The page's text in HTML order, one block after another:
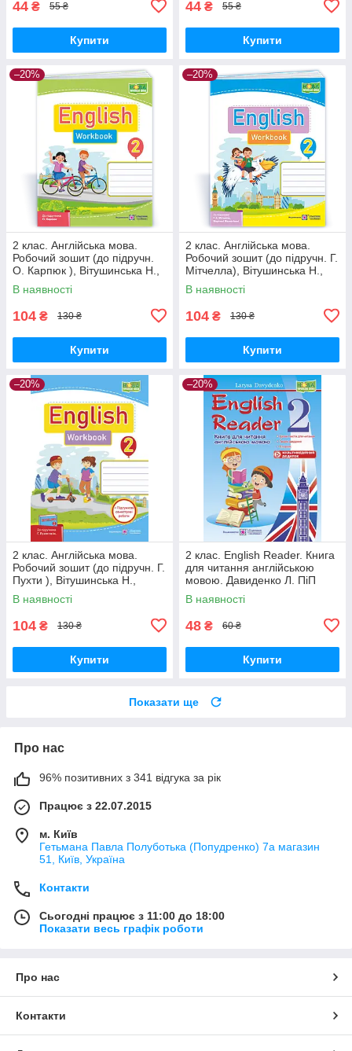
44 ₴ 55 ₴
Купити
44 ₴ 55 ₴
Купити
–20%
2 клас. Англійська мова.
Робочий зошит (до підручн.
О. Карпюк ), Вітушинська Н.,
Косован О. ПІП
В наявності
104 ₴ 130 ₴
Купити
–20%
2 клас. Англійська мова.
Робочий зошит (до підручн. Г.
Мітчелла), Вітушинська Н.,
Косован О. ПІП
В наявності
104 ₴ 130 ₴
Купити
–20%
2 клас. Англійська мова.
Робочий зошит (до підручн. Г.
Пухти ), Вітушинська Н.,
Косован О. ПІП
В наявності
104 ₴ 130 ₴
Купити
–20%
2 клас. English Reader. Книга
для читання англійською
мовою. Давиденко Л. ПіП
В наявності
48 ₴ 60 ₴
Купити
Показати ще
Про нас
96% позитивних з 341 відгука за рік
Працює з 22.07.2015
м. Київ
Гетьмана Павла Полуботька (Попудренко) 7а магазин
51, Київ, Україна
Контакти
Сьогодні працює з 11:00 до 18:00
Показати весь графік роботи
Про нас
Контакти